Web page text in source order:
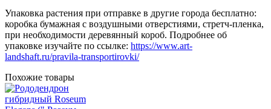
Упаковка растения при отправке в другие города бесплатно:
коробка бумажная с воздушными отверстиями, стретч-пленка,
при необходимости деревянный короб. Подробнее об
упаковке изучайте по ссылке: https://www.art-
landshaft.ru/pravila-transportirovki/
Похожие товары